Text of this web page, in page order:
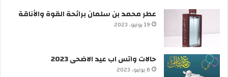
عطر محمد بن سلمان برائحة القوة والأناقة
19 يونيو، 2023
حالات واتس اب عيد الاضحى 2023
6 يونيو، 2023